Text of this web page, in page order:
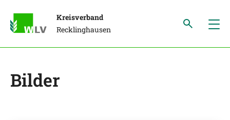
Kreisverband
Recklinghausen
Bilder